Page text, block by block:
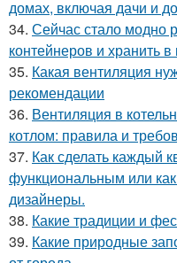
домах, включая дачи и
34. Сейчас стало модно
контейнеров и хранить
35. Какая вентиляция
рекомендации
36. Вентиляция в
котлом: правила и
37. Как сделать каждый
функциональным или
дизайнеры.
38. Какие традиции и
39. Какие природные